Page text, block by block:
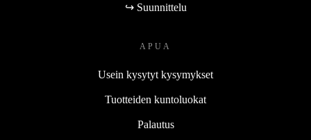
↪ Suunnittelu
APUA
Usein kysytyt kysymykset
Tuotteiden kuntoluokat
Palautus